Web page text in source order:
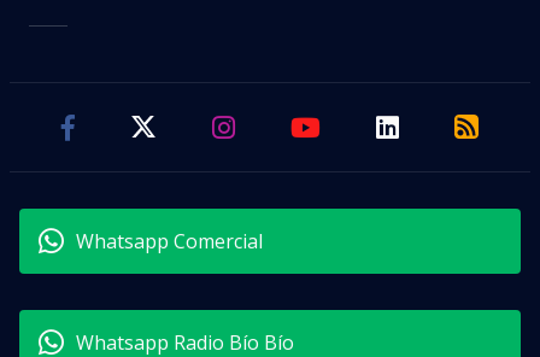
Whatsapp Comercial
Whatsapp Radio Bío Bío